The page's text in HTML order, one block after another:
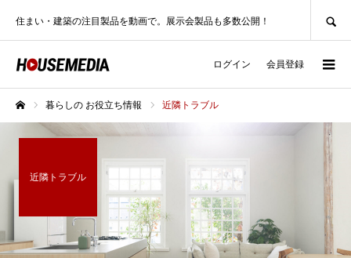
住まい・建築の注目製品を動画で。展示会製品も多数公開！
ログイン 会員登録
暮らしの お役立ち情報 近隣トラブル
近隣トラブル